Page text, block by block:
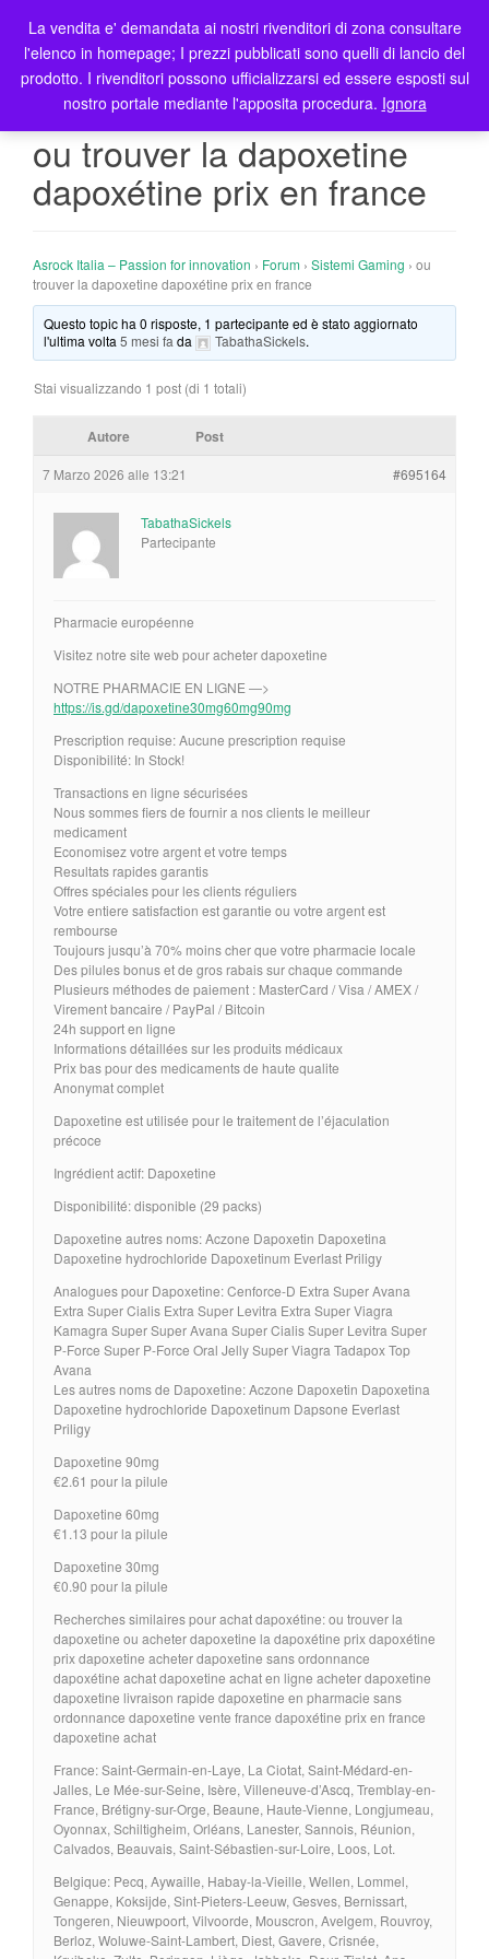
T
o
g
l
a
i
ou trouver la dapoxetine
dapoxétine prix en france
Asrock Italia – Passion for innovation › Forum › Sistemi Gaming › ou
trouver la dapoxetine dapoxétine prix en france
Questo topic ha 0 risposte, 1 partecipante ed è stato aggiornato
l'ultima volta5 mesi fa da TabathaSickels.
Stai visualizzando 1 post (di 1 totali)
Autore Post
7 Marzo 2026 alle 13:21 #695164
TabathaSickels
Partecipante
Pharmacie européenne
Visitez notre site web pour acheter dapoxetine
NOTRE PHARMACIE EN LIGNE —>
https://is.gd/dapoxetine30mg60mg90mg
Prescription requise: Aucune prescription requise
Disponibilité: In Stock!
Transactions en ligne sécurisées
Nous sommes fiers de fournir a nos clients le meilleur
medicament
Economisez votre argent et votre temps
Resultats rapides garantis
Offres spéciales pour les clients réguliers
Votre entiere satisfaction est garantie ou votre argent est
rembourse
Toujours jusqu’à 70% moins cher que votre pharmacie locale
Des pilules bonus et de gros rabais sur chaque commande
Plusieurs méthodes de paiement : MasterCard / Visa / AMEX /
Virement bancaire / PayPal / Bitcoin
24h support en ligne
Informations détaillées sur les produits médicaux
Prix bas pour des medicaments de haute qualite
Anonymat complet
Dapoxetine est utilisée pour le traitement de l’éjaculation
précoce
Ingrédient actif: Dapoxetine
Disponibilité: disponible (29 packs)
Dapoxetine autres noms: Aczone Dapoxetin Dapoxetina
Dapoxetine hydrochloride Dapoxetinum Everlast Priligy
Analogues pour Dapoxetine: Cenforce-D Extra Super Avana
Extra Super Cialis Extra Super Levitra Extra Super Viagra
Kamagra Super Super Avana Super Cialis Super Levitra Super
P-Force Super P-Force Oral Jelly Super Viagra Tadapox Top
Avana
Les autres noms de Dapoxetine: Aczone Dapoxetin Dapoxetina
Dapoxetine hydrochloride Dapoxetinum Dapsone Everlast
Priligy
Dapoxetine 90mg
€2.61 pour la pilule
Dapoxetine 60mg
€1.13 pour la pilule
Dapoxetine 30mg
€0.90 pour la pilule
Recherches similaires pour achat dapoxétine: ou trouver la
dapoxetine ou acheter dapoxetine la dapoxétine prix dapoxétine
prix dapoxetine acheter dapoxetine sans ordonnance
dapoxétine achat dapoxetine achat en ligne acheter dapoxetine
dapoxetine livraison rapide dapoxetine en pharmacie sans
ordonnance dapoxetine vente france dapoxétine prix en france
dapoxetine achat
France: Saint-Germain-en-Laye, La Ciotat, Saint-Médard-en-
Jalles, Le Mée-sur-Seine, Isère, Villeneuve-d’Ascq, Tremblay-en-
France, Brétigny-sur-Orge, Beaune, Haute-Vienne, Longjumeau,
Oyonnax, Schiltigheim, Orléans, Lanester, Sannois, Réunion,
Calvados, Beauvais, Saint-Sébastien-sur-Loire, Loos, Lot.
Belgique: Pecq, Aywaille, Habay-la-Vieille, Wellen, Lommel,
Genappe, Koksijde, Sint-Pieters-Leeuw, Gesves, Bernissart,
Tongeren, Nieuwpoort, Vilvoorde, Mouscron, Avelgem, Rouvroy,
Berloz, Woluwe-Saint-Lambert, Diest, Gavere, Crisnée,
La vendita e' demandata ai nostri rivenditori di zona consultare
l'elenco in homepage; I prezzi pubblicati sono quelli di lancio del
prodotto. I rivenditori possono ufficializzarsi ed essere esposti sul
nostro portale mediante l'apposita procedura. Ignora